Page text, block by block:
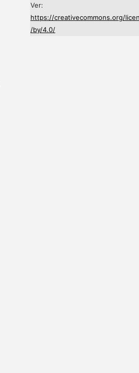
Ver:
https://creativecommons.org/
/by/4.0/